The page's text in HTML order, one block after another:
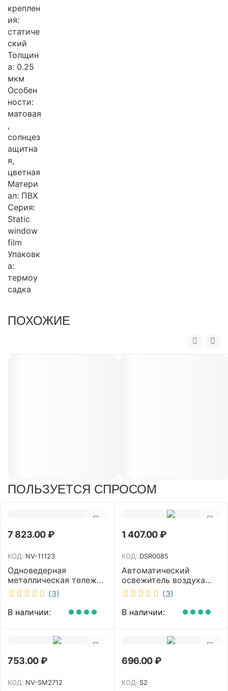
креплен
ия:
статиче
ский
Толщин
а: 0.25
мкм
Особен
ности:
матовая
,
солнцез
ащитна
я,
цветная
Матери
ал: ПВХ
Серия:
Static
window
film
Упаковк
а:
термоу
садка
ПОХОЖИЕ
ПОЛЬЗУЕТСЯ СПРОСОМ
7 823.00₽
КОД: NV-11123
Одноведерная
металлическая тележка
с отжимом и корзинкой
под химию NV 23 л NV-
11123
(3)
В наличии:
1 407.00₽
КОД: DSR0085
Автоматический
освежитель воздуха
DISCOVER белый
DSR0085
(3)
В наличии:
753.00₽
КОД: NV-SM2712
696.00₽
КОД: S2